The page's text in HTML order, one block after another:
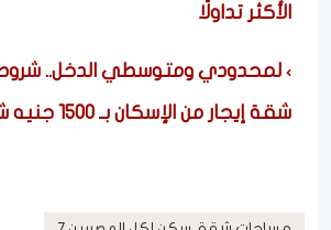
الأكثر تداولًا
لمحدودي ومتوسطي الدخل..
شقة إيجار من الإسكان بـ 1500 جنيه شهريًا